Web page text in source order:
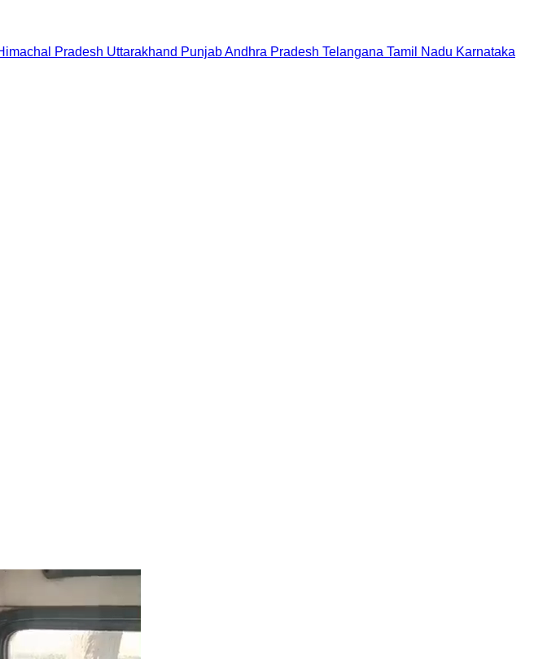
Pradesh Uttarakhand PunjabAndhra Pradesh Telangana Tamil Nadu Karnataka